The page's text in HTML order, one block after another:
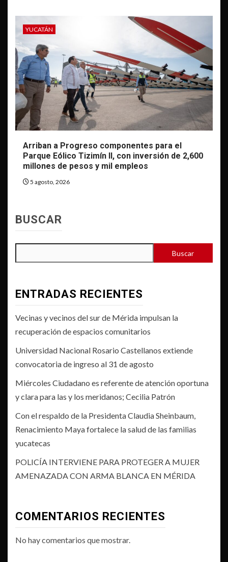
YUCATÁN
Arriban a Progreso componentes para el
Parque Eólico Tizimín II, con inversión de 2,600
millones de pesos y mil empleos
5 agosto, 2026
BUSCAR
Buscar
ENTRADAS RECIENTES
Vecinas y vecinos del sur de Mérida impulsan la
recuperación de espacios comunitarios
Universidad Nacional Rosario Castellanos extiende
convocatoria de ingreso al 31 de agosto
Miércoles Ciudadano es referente de atención oportuna
y clara para las y los meridanos; Cecilia Patrón
Con el respaldo de la Presidenta Claudia Sheinbaum,
Renacimiento Maya fortalece la salud de las familias
yucatecas
POLICÍA INTERVIENE PARA PROTEGER A MUJER
AMENAZADA CON ARMA BLANCA EN MÉRIDA
COMENTARIOS RECIENTES
No hay comentarios que mostrar.